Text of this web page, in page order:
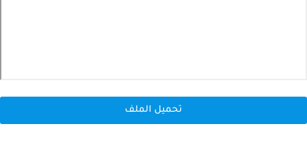
تحميل الملف